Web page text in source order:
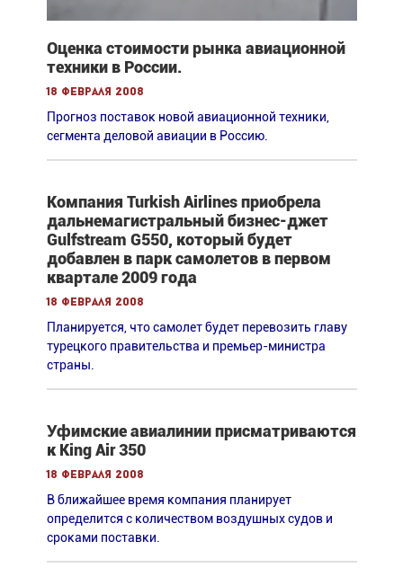
Оценка стоимости рынка авиационной
техники в России.
18 февраля 2008
Прогноз поставок новой авиационной техники,
сегмента деловой авиации в Россию.
Компания Turkish Airlines приобрела
дальнемагистральный бизнес-джет
Gulfstream G550, который будет
добавлен в парк самолетов в первом
квартале 2009 года
18 февраля 2008
Планируется, что самолет будет перевозить главу
турецкого правительства и премьер-министра
страны.
Уфимские авиалинии присматриваются
к King Air 350
18 февраля 2008
В ближайшее время компания планирует
определится с количеством воздушных судов и
сроками поставки.